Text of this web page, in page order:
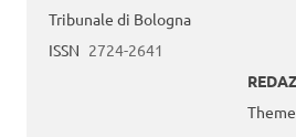
Tribunale di Bologna
ISSN 2724-2641